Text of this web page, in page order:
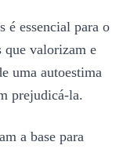
é essencial para o
que valorizam e
uma autoestima
prejudicá-la.
a base para